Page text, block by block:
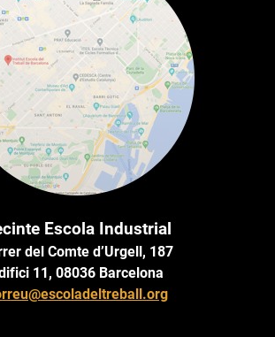
Escola Industrial
del Comte d’Urgell, 187
11, 08036 Barcelona